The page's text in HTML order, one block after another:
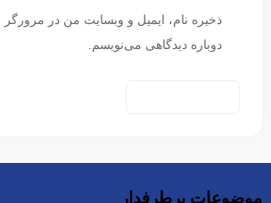
ذخیره نام، ایمیل و وبسایت من در مرورگر
دوباره دیدگاهی می‌نویسم.
موضوعات پرطرفدار